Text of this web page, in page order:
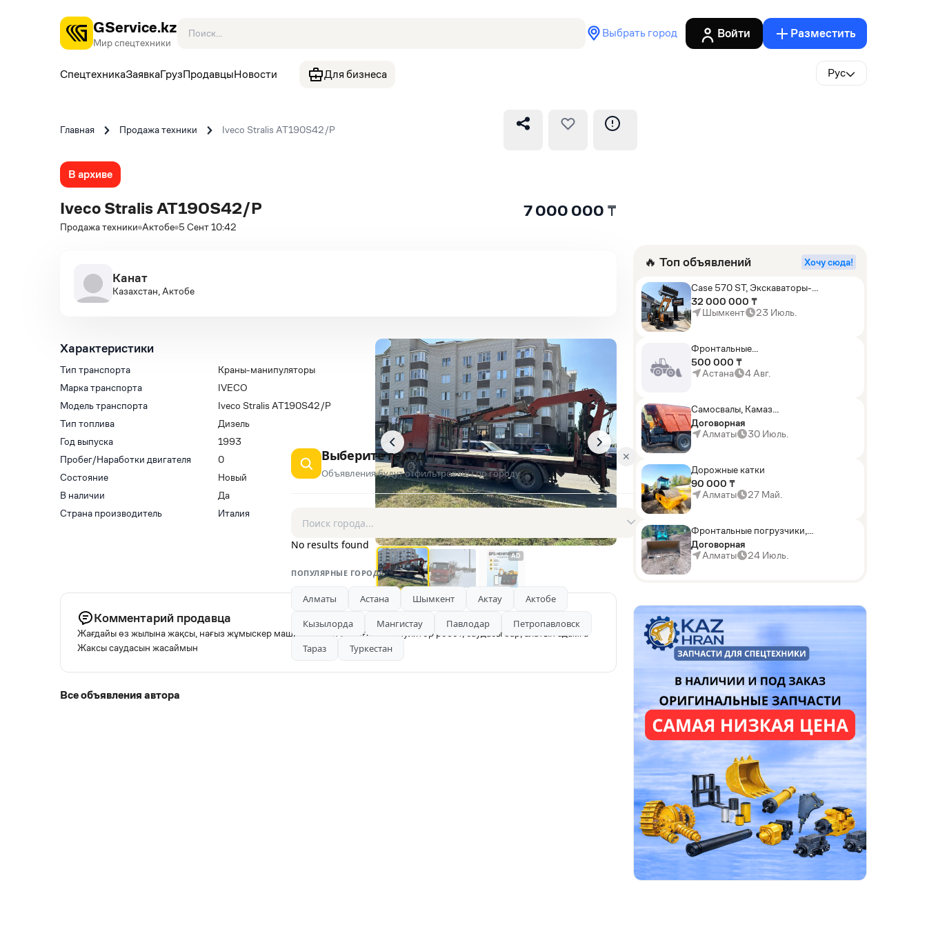
GService.kz
Мир спецтехники
Выбрать город Войти Разместить
СпецтехникаЗаявкаГрузПродавцыНовости Для бизнеса Рус
Главная Продажа техники Iveco Stralis АТ190S42/Р
В архиве
Iveco Stralis АТ190S42/Р
Продажа техники Актобе 5 Сент 10:42
7 000 000 ₸
Канат
Казахстан, Актобе
Характеристики
Тип транспорта
Краны-манипуляторы
Марка транспорта
IVECO
Модель транспорта
Iveco Stralis АТ190S42/Р
Тип топлива
Дизель
Год выпуска
1993
Пробег/Наработки двигателя
0
Состояние
Новый
В наличии
Да
Страна производитель
Италия
AD
Комментарий продавца
Жағдайы өз жылына жақсы, нағыз жұмыскер машина білген адамға, манипулятор робот, саудасы бар, алатын адамга
Жаксы саудасын жасаймын
Все объявления автора
🔥 Топ объявлений Хочу сюда!
Case 570 ST, Экскаваторы-
погрузчики
32 000 000 ₸
Шымкент
23 Июль.
Фронтальные
погрузчики,Экскаваторы-
погрузчики,Мини-
погрузчики,Горные
500 000 ₸
Астана
4 Авг.
Самосвалы, Камаз
АГП-29РТ (шасси
KАМАЗ-43114 6x6)
Договорная
Алматы
30 Июль.
Дорожные катки
90 000 ₸
Алматы
27 Май.
Фронтальные погрузчики,
Sunward ZYJ 320
Договорная
Алматы
24 Июль.
✕
Выберите город
Объявления будут отфильтрованы по городу
No results found
ПОПУЛЯРНЫЕ ГОРОДА
Алматы Астана Шымкент Актау
Актобе
Кызылорда
Мангистау Павлодар
Петропавловск
Тараз
Туркестан